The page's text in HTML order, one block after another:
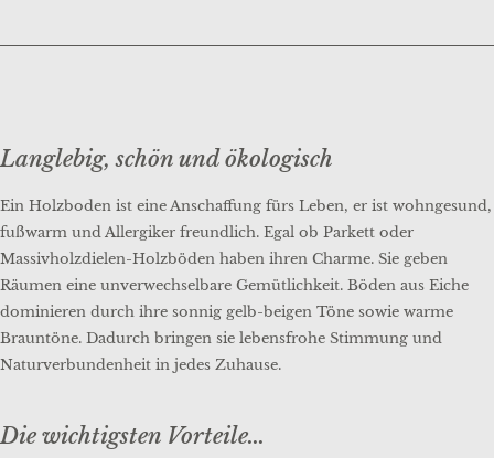
Langlebig, schön und ökologisch
Ein Holzboden ist eine Anschaffung fürs Leben, er ist wohngesund,
fußwarm und Allergiker freundlich. Egal ob Parkett oder
Massivholzdielen-Holzböden haben ihren Charme. Sie geben
Räumen eine unverwechselbare Gemütlichkeit. Böden aus Eiche
dominieren durch ihre sonnig gelb-beigen Töne sowie warme
Brauntöne. Dadurch bringen sie lebensfrohe Stimmung und
Naturverbundenheit in jedes Zuhause.
Die wichtigsten Vorteile...